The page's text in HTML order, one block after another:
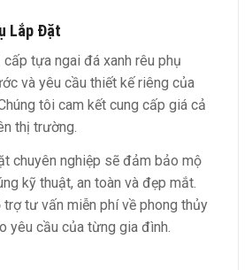
Lắp Đặt
cấp tựa ngai đá xanh rêu phụ
và yêu cầu thiết kế riêng của
tôi cam kết cung cấp giá cả
thị trường.
chuyên nghiệp sẽ đảm bảo mộ
kỹ thuật, an toàn và đẹp mắt.
trợ tư vấn miễn phí về phong thủy
yêu cầu của từng gia đình.